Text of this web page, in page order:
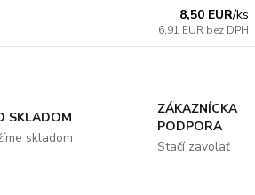
8,50 EUR/ks
6,91 EUR bez DPH
SKLADOM
skladom
ZÁKAZNÍCKA
PODPORA
Stačí zavolať